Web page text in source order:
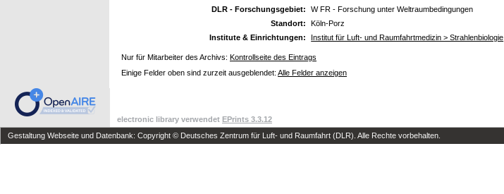
DLR - Forschungsgebiet:
W FR - Forschung unter Weltraumbedingungen
Standort:
Köln-Porz
Institute & Einrichtungen:
Institut für Luft- und Raumfahrtmedizin > Strahlenbiologie
Nur für Mitarbeiter des Archivs: Kontrollseite des Eintrags
Einige Felder oben sind zurzeit ausgeblendet: Alle Felder anzeigen
electronic library verwendet EPrints 3.3.12
Gestaltung Webseite und Datenbank: Copyright © Deutsches Zentrum für Luft- und Raumfahrt (DLR). Alle Rechte vorbehalten.